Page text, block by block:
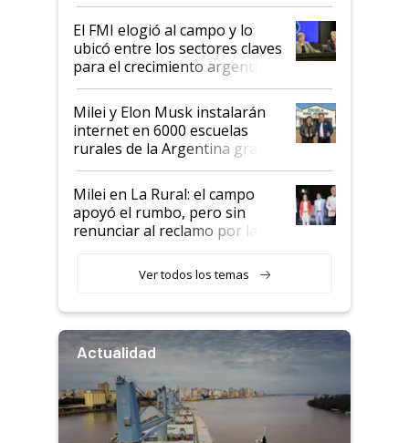
de Milei
El FMI elogió al campo y lo
ubicó entre los sectores claves
para el crecimiento argentino
Milei y Elon Musk instalarán
internet en 6000 escuelas
rurales de la Argentina gracias
a un acuerdo con Starlink
Milei en La Rural: el campo
apoyó el rumbo, pero sin
renunciar al reclamo por las
Ver todos los temas
Actualidad